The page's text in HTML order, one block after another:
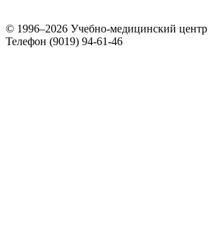
© 1996–2026 Учебно-медицинский центр
Телефон (9019) 94-61-46